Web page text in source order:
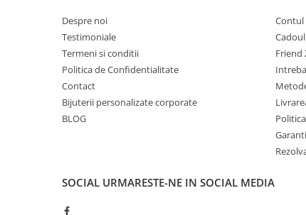
Despre noi
Testimoniale
Termeni si conditii
Politica de Confidentialitate
Contact
Bijuterii personalizate corporate
BLOG
Contul
Friend
SOCIAL URMARESTE-NE IN SOCIAL MEDIA